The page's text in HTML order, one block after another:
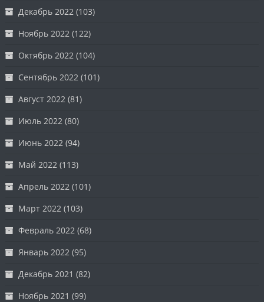
Декабрь 2022 (103)
Ноябрь 2022 (122)
Октябрь 2022 (104)
Сентябрь 2022 (101)
Август 2022 (81)
Июль 2022 (80)
Июнь 2022 (94)
Май 2022 (113)
Апрель 2022 (101)
Март 2022 (103)
Февраль 2022 (68)
Январь 2022 (95)
Декабрь 2021 (82)
Ноябрь 2021 (99)